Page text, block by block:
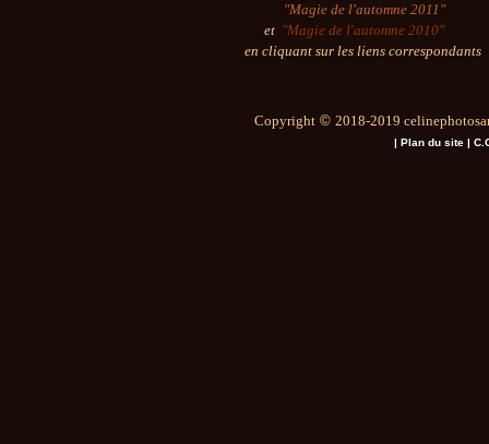
"Magie de l'automne 2011"
et "Magie de l'automne 2010"
en cliquant sur les liens correspondants
Copyright © 2018-2019
| Plan du site|